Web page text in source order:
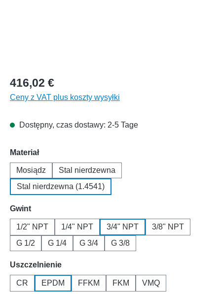
416,02 €
Ceny z VAT plus koszty wysyłki
Dostępny, czas dostawy: 2-5 Tage
Wybierz
Materiał
Mosiądz
Stal nierdzewna
Stal nierdzewna (1.4541)
Wybierz
Gwint
1/2" NPT 1/4" NPT 3/4" NPT
3/8" NPT
G 1/2
G 1/4 G 3/4 G 3/8
Wybierz
Uszczelnienie
CR EPDM FFKM FKM VMQ